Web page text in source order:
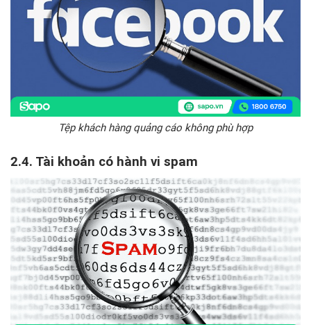
Tệp khách hàng quảng cáo không phù hợp
2.4. Tài khoản có hành vi spam